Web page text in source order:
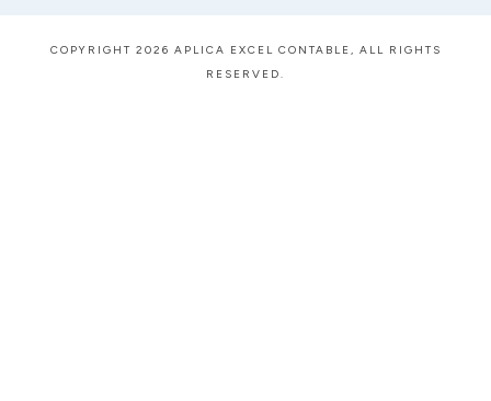
COPYRIGHT 2026 APLICA EXCEL CONTABLE, ALL RIGHTS
RESERVED.